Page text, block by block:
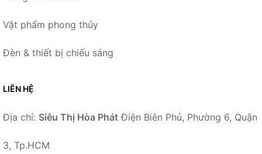
Vật phẩm phong thủy
Đèn & thiết bị chiếu sáng
LIÊN HỆ
Địa chỉ: Siêu Thị Hòa Phát Điện Biên Phủ, Phường 6, Quận
3, Tp.HCM